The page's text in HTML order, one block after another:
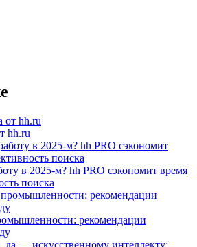
hh.ru
в 2025-м? hh PRO сэкономит время
поиска
рекомендации